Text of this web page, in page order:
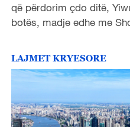
y
i
e
që përdorim çdo ditë,
botës, madje edhe me
LAJMET KRYESORE